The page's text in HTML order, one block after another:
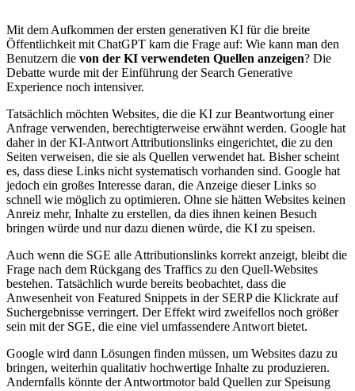
Mit dem Aufkommen der ersten generativen KI für die breite
Öffentlichkeit mit ChatGPT kam die Frage auf: Wie kann man den
Benutzern die von der KI verwendeten Quellen anzeigen? Die
Debatte wurde mit der Einführung der Search Generative
Experience noch intensiver.
Tatsächlich möchten Websites, die die KI zur Beantwortung einer
Anfrage verwenden, berechtigterweise erwähnt werden. Google hat
daher in der KI-Antwort Attributionslinks eingerichtet, die zu den
Seiten verweisen, die sie als Quellen verwendet hat. Bisher scheint
es, dass diese Links nicht systematisch vorhanden sind. Google hat
jedoch ein großes Interesse daran, die Anzeige dieser Links so
schnell wie möglich zu optimieren. Ohne sie hätten Websites keinen
Anreiz mehr, Inhalte zu erstellen, da dies ihnen keinen Besuch
bringen würde und nur dazu dienen würde, die KI zu speisen.
Auch wenn die SGE alle Attributionslinks korrekt anzeigt, bleibt die
Frage nach dem Rückgang des Traffics zu den Quell-Websites
bestehen. Tatsächlich wurde bereits beobachtet, dass die
Anwesenheit von Featured Snippets in der SERP die Klickrate auf
Suchergebnisse verringert. Der Effekt wird zweifellos noch größer
sein mit der SGE, die eine viel umfassendere Antwort bietet.
Google wird dann Lösungen finden müssen, um Websites dazu zu
bringen, weiterhin qualitativ hochwertige Inhalte zu produzieren.
Andernfalls könnte der Antwortmotor bald Quellen zur Speisung